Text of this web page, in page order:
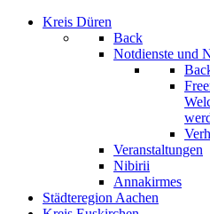
Kreis Düren
Back
Notdienste und
Veranstaltungen
Nibirii
Annakirmes
Städteregion Aachen